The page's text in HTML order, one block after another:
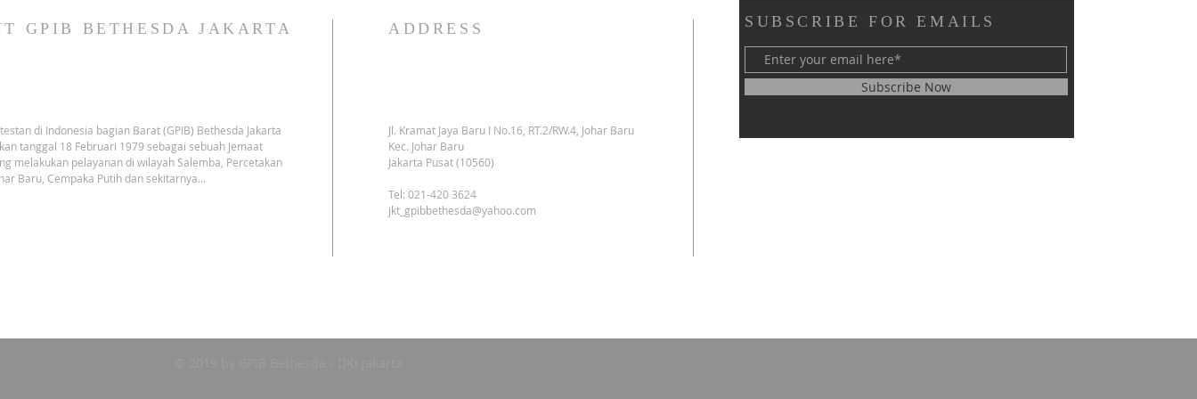
GPIB BETHESDA JAKARTA
di Indonesia bagian Barat (GPIB) Bethesda Jakarta
tanggal 18 Februari 1979 sebagai sebuah Jemaat
melakukan pelayanan di wilayah Salemba, Percetakan
Baru, Cempaka Putih dan sekitarnya…
ADDRESS
Jl. Kramat Jaya Baru I No.16, RT.2/RW.4, Johar Baru
Kec. Johar Baru
Jakarta Pusat (10560)
Tel: 021-420 3624
jkt_gpibbethesda@yahoo.com
SUBSCRIBE FOR EMAILS
Subscribe Now